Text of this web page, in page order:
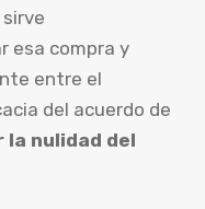
esa compra y
entre el
del acuerdo de
la nulidad del